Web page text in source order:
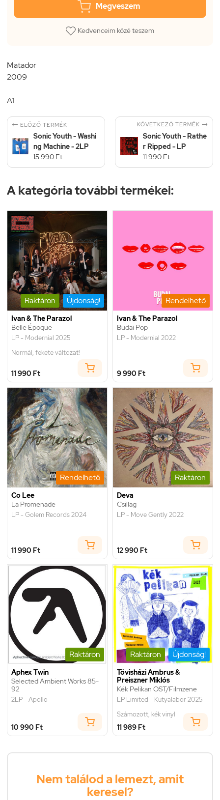
Megveszem
Kedvenceim közé teszem
Matador
2009
A1
 ELŐZŐ TERMÉK
Sonic Youth - Washi
ng Machine - 2LP
15 990 Ft
KÖVETKEZŐ TERMÉK 
Sonic Youth - Rathe
r Ripped - LP
11 990 Ft
A kategória további termékei:
Raktáron Újdonság!
Ivan & The Parazol
Belle Époque
LP - Modernial 2025
Normál, fekete változat!
11 990 Ft
Rendelhető
Ivan & The Parazol
Budai Pop
LP - Modernial 2022
9 990 Ft
Rendelhető
Co Lee
La Promenade
LP - Golem Records 2024
11 990 Ft
Raktáron
Deva
Csillag
LP - Move Gently 2022
12 990 Ft
Raktáron
Aphex Twin
Selected Ambient Works 85-
92
2LP - Apollo
10 990 Ft
Raktáron Újdonság!
Tövisházi Ambrus &
Preiszner Miklós
Kék Pelikan OST/Filmzene
LP Limited - Kutyalabor 2025
Számozott, kék vinyl
11 989 Ft
Nem találod a lemezt, amit
keresel?